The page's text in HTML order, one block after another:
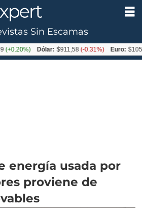
energía usada por
proviene de
Sin Escamas
Dólar: $911,58 (-0.31%) Euro: $1053,36(-